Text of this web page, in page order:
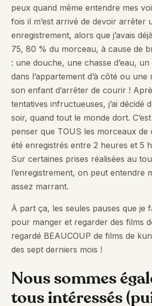
peux quand même entendre mes
fois il m’est arrivé de devoir arrêter
enregistrement, alors que j’avais
75, 80 % du morceau, à cause de
: une douche, une chasse d’eau,
dans l’appartement d’à côté ou une
son enfant d’arrêter de courir !
tentatives infructueuses, j’ai décidé
soir, quand tout le monde dort.
penser que TOUS les morceaux de
été enregistrés entre 2 heures et 5
Sur certaines prises réalisées au
l’enregistrement, on peut entendre
assez marrant.
À part ça, les seules pauses que je
pour manger et regarder des films
regardé BEAUCOUP de films de
des sept derniers mois !
Nous sommes
tous intéressés